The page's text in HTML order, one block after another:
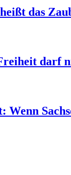
das
darf
Wenn